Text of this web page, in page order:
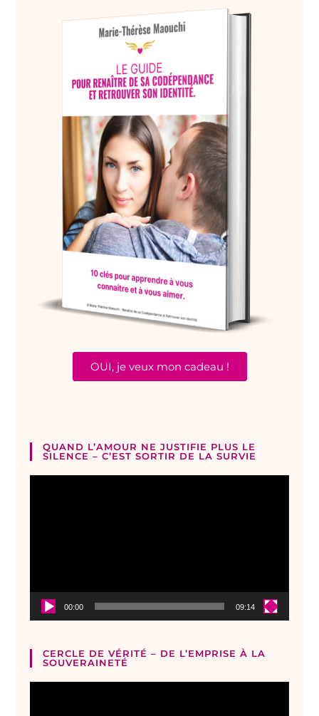
OUI, je veux mon cadeau !
QUAND L’AMOUR NE JUSTIFIE PLUS LE
SILENCE – C’EST SORTIR DE LA SURVIE
00:00 09:14
CERCLE DE VÉRITÉ – DE L’EMPRISE À LA
SOUVERAINETÉ